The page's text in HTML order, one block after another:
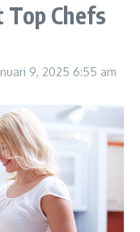
Chefs
9, 2025 6:55 am